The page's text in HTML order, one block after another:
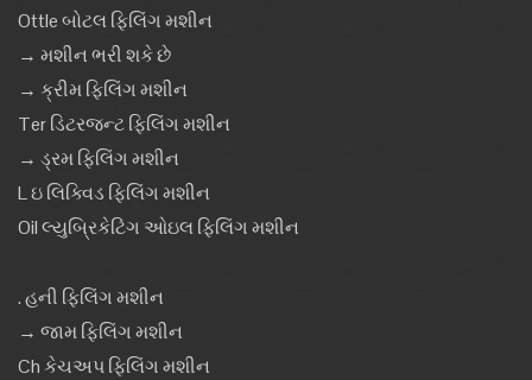
Ottle બોટલ ફિલિંગ મશીન
→ મશીન ભરી શકે છે
→ ક્રીમ ફિલિંગ મશીન
Ter ડિટરજન્ટ ફિલિંગ મશીન
→ ડ્રમ ફિલિંગ મશીન
L ઇ લિક્વિડ ફિલિંગ મશીન
Oil લ્યુબ્રિકેટિંગ ઓઇલ ફિલિંગ મશીન
. હની ફિલિંગ મશીન
→ જામ ફિલિંગ મશીન
Ch કેચઅપ ફિલિંગ મશીન